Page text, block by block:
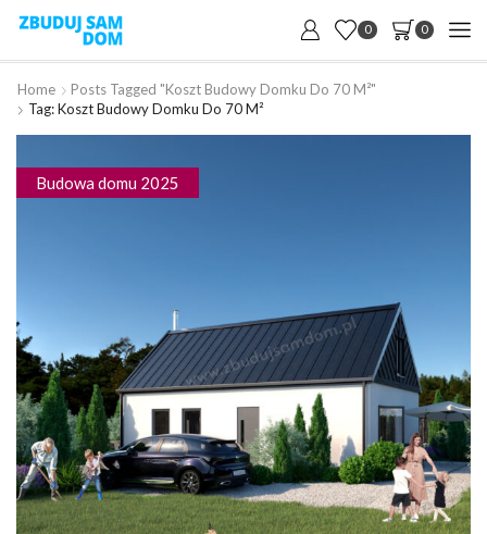
0 0
Home
Posts Tagged "koszt Budowy Domku Do 70 M²"
Tag: Koszt Budowy Domku Do 70 M²
Budowa domu 2025